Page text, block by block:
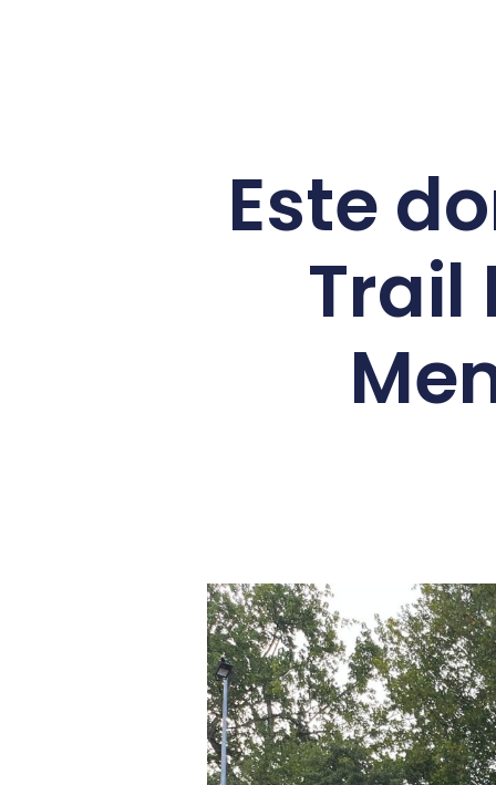
Este
Trail